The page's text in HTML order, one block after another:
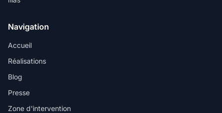
Navigation
Accueil
Réalisations
Blog
Presse
Zone d'intervention